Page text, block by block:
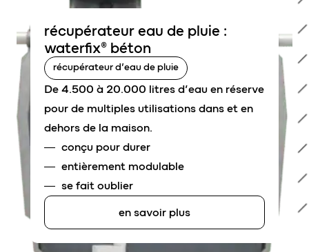
récupérateur eau de pluie :
waterfix® béton
récupérateur d’eau de pluie
De 4.500 à 20.000 litres d’eau en réserve
pour de multiples utilisations dans et en
dehors de la maison.
conçu pour durer
entièrement modulable
se fait oublier
en savoir plus